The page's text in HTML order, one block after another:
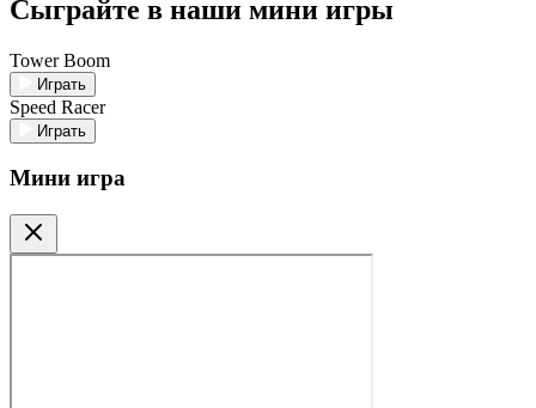
Сыграйте в наши мини игры
Tower Boom
Играть
Speed Racer
Играть
Мини игра